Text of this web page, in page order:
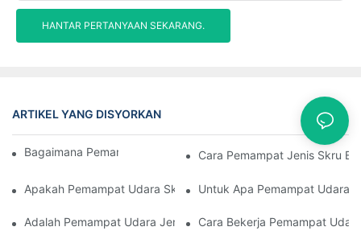
HANTAR PERTANYAAN SEKARANG.
ARTIKEL YANG DISYORKAN Kes
Bagaimana Pemampat Skru BerfungsiCara Pemampat Jenis Skru
Apakah Pemampat Udara Skru RotaryUntuk Apa Pemampat Udara
Adalah Pemampat Udara Jenis Skru SenyapCara Bekerja Pemampat